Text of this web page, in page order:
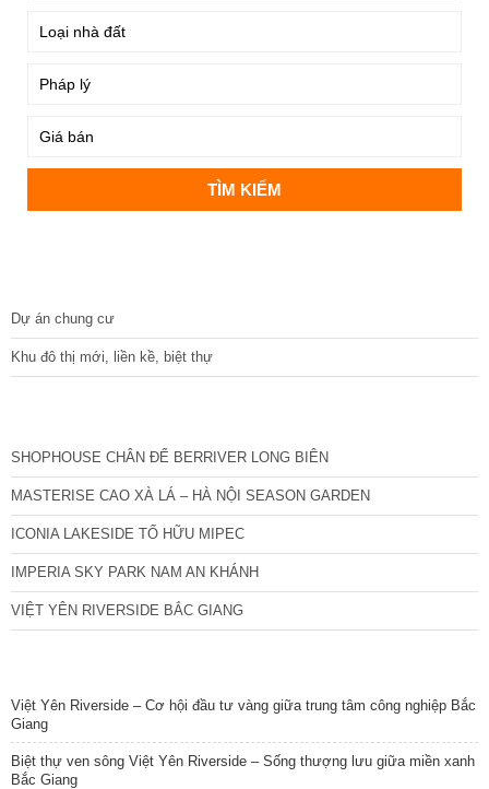
Dự án chung cư
Khu đô thị mới, liền kề, biệt thự
SHOPHOUSE CHÂN ĐẾ BERRIVER LONG BIÊN
MASTERISE CAO XÀ LÁ – HÀ NỘI SEASON GARDEN
ICONIA LAKESIDE TỐ HỮU MIPEC
IMPERIA SKY PARK NAM AN KHÁNH
VIỆT YÊN RIVERSIDE BẮC GIANG
Việt Yên Riverside – Cơ hội đầu tư vàng giữa trung tâm công nghiệp Bắc
Giang
Biệt thự ven sông Việt Yên Riverside – Sống thượng lưu giữa miền xanh
Bắc Giang